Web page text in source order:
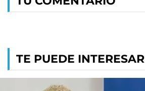
TE PUEDE INTERESAR